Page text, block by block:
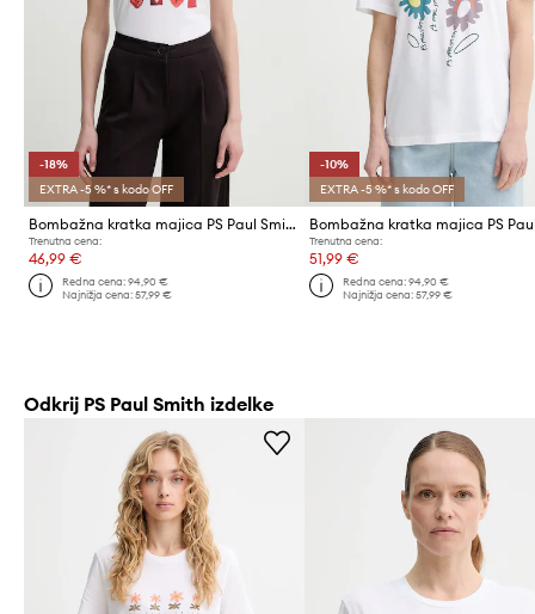
-18%
EXTRA -5 %* s kodo OFF
Bombažna kratka majica PS Paul Smith
Trenutna cena:
46,99 €
Redna cena:94,90 €
Najnižja cena:57,99 €
-10%
EXTRA -5 %* s kodo OFF
Trenutna cena:
51,99 €
Redna cena: 94,90 €
Najnižja cena: 57,99 €
Odkrij PS Paul Smith izdelke